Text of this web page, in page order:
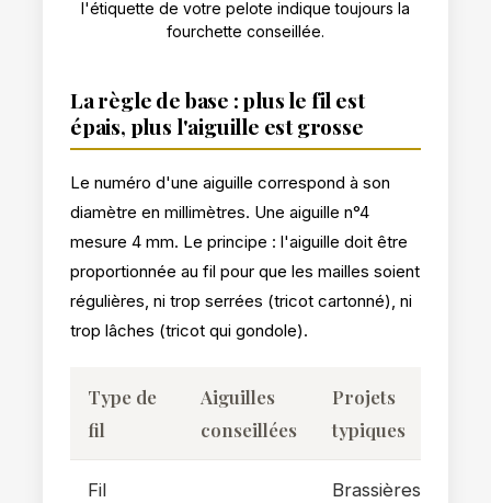
l'étiquette de votre pelote indique toujours la
fourchette conseillée.
La règle de base : plus le fil est
épais, plus l'aiguille est grosse
Le numéro d'une aiguille correspond à son
diamètre en millimètres. Une aiguille n°4
mesure 4 mm. Le principe : l'aiguille doit être
proportionnée au fil pour que les mailles soient
régulières, ni trop serrées (tricot cartonné), ni
trop lâches (tricot qui gondole).
Type de
fil
Aiguilles
conseillées
Projets
typiques
Fil
Brassières,